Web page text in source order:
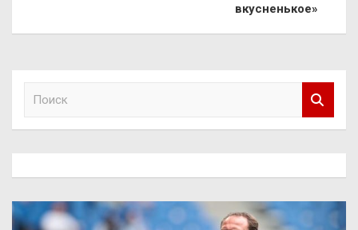
вкусненькое»